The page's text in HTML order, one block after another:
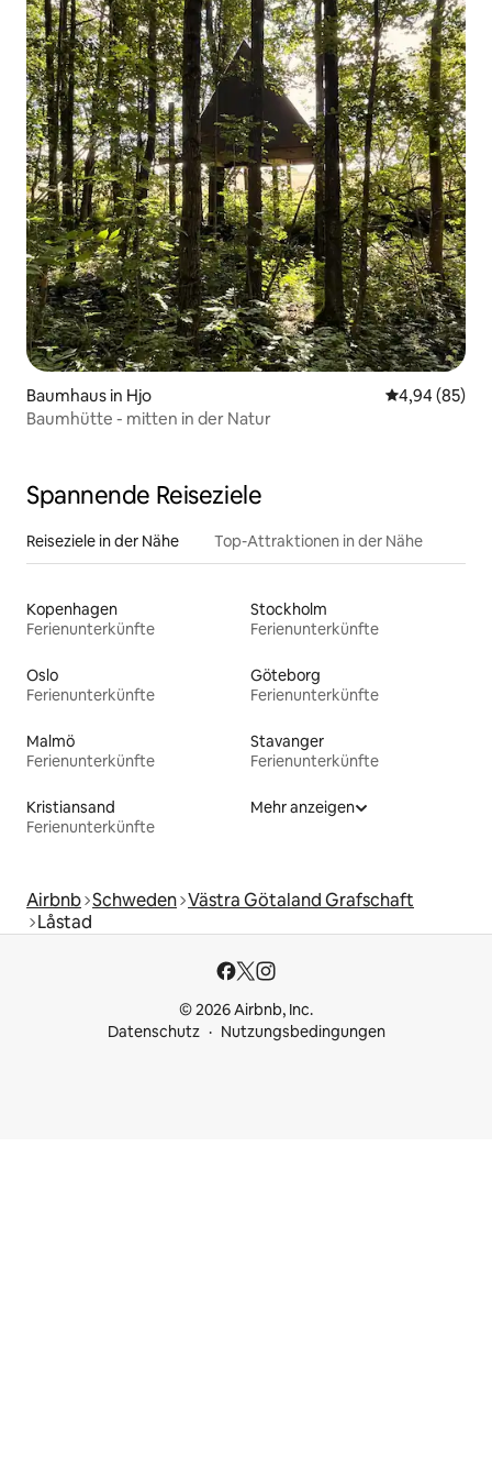
Baumhaus in Hjo
4,94 (85)
Baumhütte - mitten in der Natur
Spannende Reiseziele
Reiseziele in der Nähe Top-Attraktionen in der Nähe
Kopenhagen
Ferienunterkünfte
Stockholm
Ferienunterkünfte
Oslo
Ferienunterkünfte
Göteborg
Ferienunterkünfte
Malmö
Ferienunterkünfte
Stavanger
Ferienunterkünfte
Kristiansand
Ferienunterkünfte
Mehr anzeigen
Airbnb Schweden Västra Götaland Grafschaft
Låstad
© 2026 Airbnb, Inc.
Datenschutz
Nutzungsbedingungen